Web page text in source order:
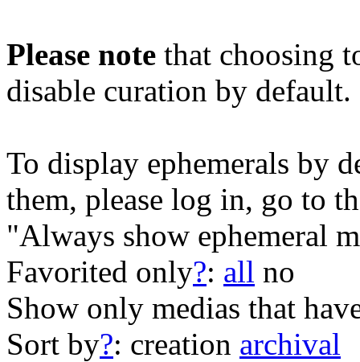
Please note that choosing
disable curation by default.
To display ephemerals by
them, please log in, go to
"Always show ephemeral
Favorited only?: all no
Show only medias that
Sort by?: creation archival